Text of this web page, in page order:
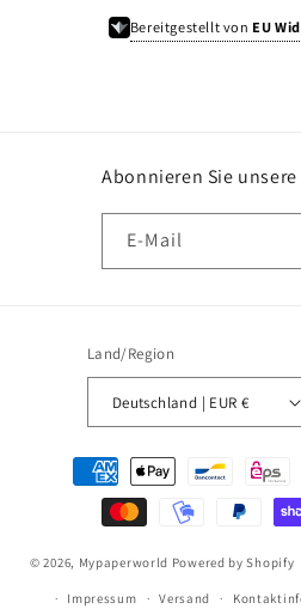
Bereitgestellt von EU
Abonnieren Sie
E-Mail
Land/Region
Deutschland | EUR €
Zahlungsmethoden
© 2026, Mypaperworld Powered by Shopify
Impressum Versand